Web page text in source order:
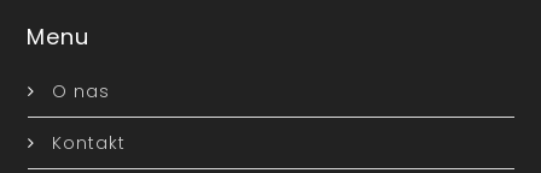
Menu
O nas
Kontakt